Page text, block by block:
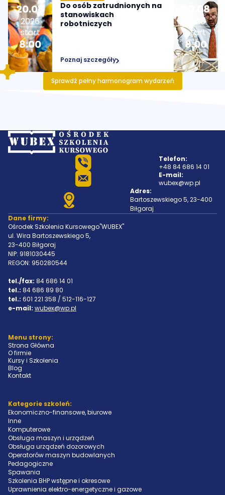
20.08
2026
start
8:00
Do osób zatrudnionych na
stanowiskach
robotniczych
Poznaj szczegóły
08
2026
start
8:00
Sprawdź pełny harmonogram wydarzeń
Telefon:
+48 84 686 14 01
E-mail:
wubex@wp.pl
Adres:
Bartoszewskiego 5, 23-400
Biłgoraj
Dane firmy:
Ośrodek Szkolenia Kursowego"WUBEX"
ul. Wira Bartoszewskiego 5,
23-400 Biłgoraj
NIP: 9181030445
REGON: 950280544
tel./fax: 84 686 14 01
tel.: 84 686 89 80
tel.: 601 221 358 / 512-116-127
e-mail: wubex@wp.pl
Menu strony:
Strona Główna
O firmie
Kursy i Szkolenia
Blog
Kontakt
Kategorie szkoleń:
Ekonomiczno-finansowe, biurowe
Inne
Komputerowe
Obsługa maszyn i urządzeń
Obsługa urządzeń dozorowych
Operatorów maszyn budowlanych
Pedagogiczne
Spawania
Szkolenia BHP wstępne i okresowe
Uprawnienia elektro-energetyczne i gazowe